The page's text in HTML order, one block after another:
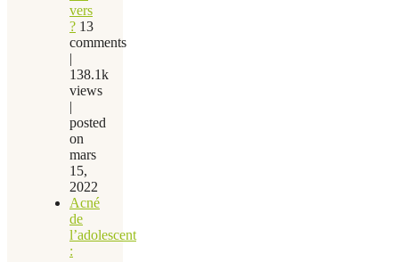
vers
? 13
comments
|
138.1k
views
|
posted
on
mars
15,
2022
Acné
de
l’adolescent
: